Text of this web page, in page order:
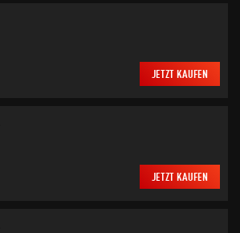
JETZT KAUFEN
JETZT KAUFEN